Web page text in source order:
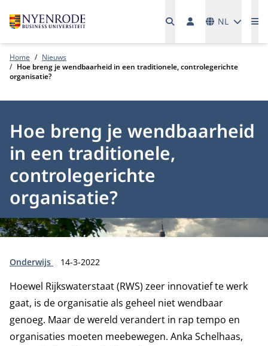
NL
Home
Nieuws
Hoe breng je wendbaarheid in een traditionele, controlegerichte
organisatie?
Hoe breng je wendbaarheid
in een traditionele,
controlegerichte
organisatie?
Type:
Onderwijs Publicatiedatum:
14-3-2022
Hoewel Rijkswaterstaat (RWS) zeer innovatief te werk
gaat, is de organisatie als geheel niet wendbaar
genoeg. Maar de wereld verandert in rap tempo en
organisaties moeten meebewegen. Anka Schelhaas,